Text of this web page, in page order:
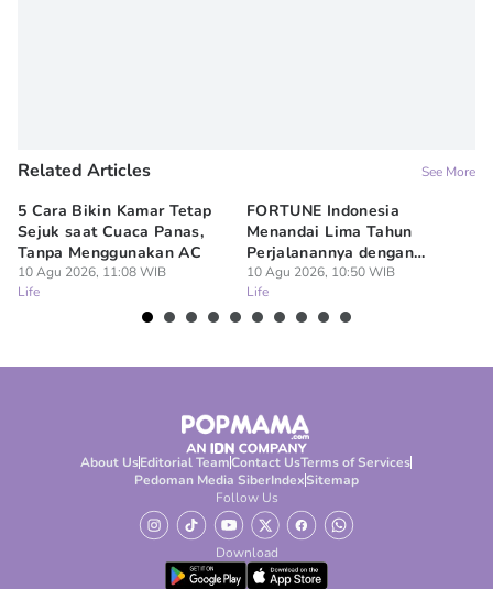
Related Articles See More
5 Cara Bikin Kamar Tetap
Sejuk saat Cuaca Panas,
Tanpa Menggunakan AC
10 Agu 2026, 11:08 WIB
Life
FORTUNE Indonesia
Menandai Lima Tahun
Perjalanannya dengan
Memperkuat Perannya bagi
Ekosistem Bisnis Indonesia
10 Agu 2026, 10:50 WIB
Life
About UsEditorial TeamContact UsTerms of Services
Pedoman Media SiberIndexSitemap
Follow Us
Download